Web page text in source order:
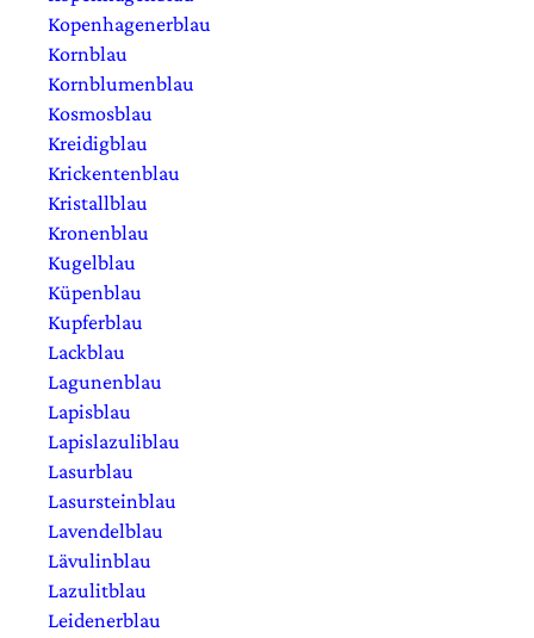
Kopenhagenerblau
Kornblau
Kornblumenblau
Kosmosblau
Kreidigblau
Krickentenblau
Kristallblau
Kronenblau
Kugelblau
Küpenblau
Kupferblau
Lackblau
Lagunenblau
Lapisblau
Lapislazuliblau
Lasurblau
Lasursteinblau
Lavendelblau
Lävulinblau
Lazulitblau
Leidenerblau